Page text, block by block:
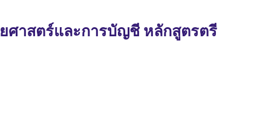
ศาสตร์และการบัญชี หลักสูตรตรี